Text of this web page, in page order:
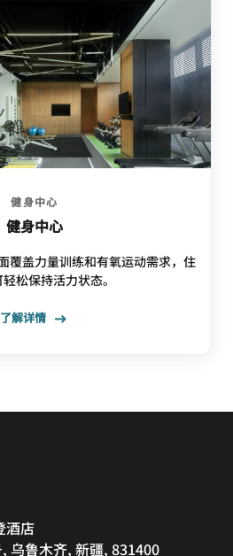
健身中心
健身中心
覆盖力量训练和有氧运动需求，住
松保持活力状态。
了解详情
酒店
乌鲁木齐, 新疆, 831400